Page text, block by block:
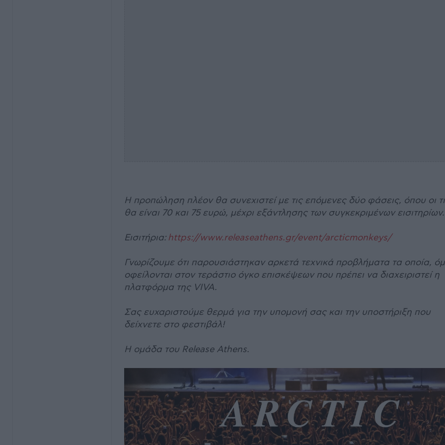
Η προπώληση πλέον θα συνεχιστεί με τις επόμενες δύο φάσεις, όπου οι
θα είναι 70 και 75 ευρώ, μέχρι εξάντλησης των συγκεκριμένων εισιτηρίων.
Εισιτήρια: https://www.releaseathens.gr/event/arcticmonkeys/
Γνωρίζουμε ότι παρουσιάστηκαν αρκετά τεχνικά προβλήματα τα οποία,
οφείλονται στον τεράστιο όγκο επισκέψεων που πρέπει να διαχειριστεί η
πλατφόρμα της VIVA.
Σας ευχαριστούμε θερμά για την υπομονή σας και την υποστήριξη που
δείχνετε στο φεστιβάλ!
Η ομάδα του Release Athens.